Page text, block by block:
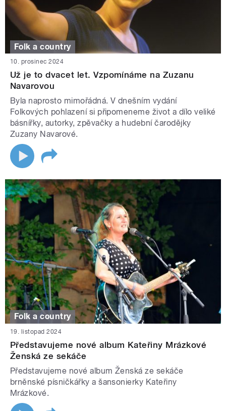
Folk a country
10. prosinec 2024
Už je to dvacet let. Vzpomínáme na Zuzanu
Navarovou
Byla naprosto mimořádná. V dnešním vydání
Folkových pohlazení si připomeneme život a dílo veliké
básnířky, autorky, zpěvačky a hudební čarodějky
Zuzany Navarové.
Folk a country
19. listopad 2024
Představujeme nové album Kateřiny Mrázkové
Ženská ze sekáče
Představujeme nové album Ženská ze sekáče
brněnské písničkářky a šansonierky Kateřiny
Mrázkové.